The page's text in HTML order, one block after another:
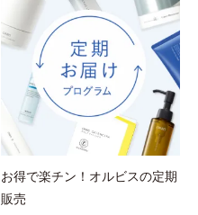
お得で楽チン！オルビスの定期
販売